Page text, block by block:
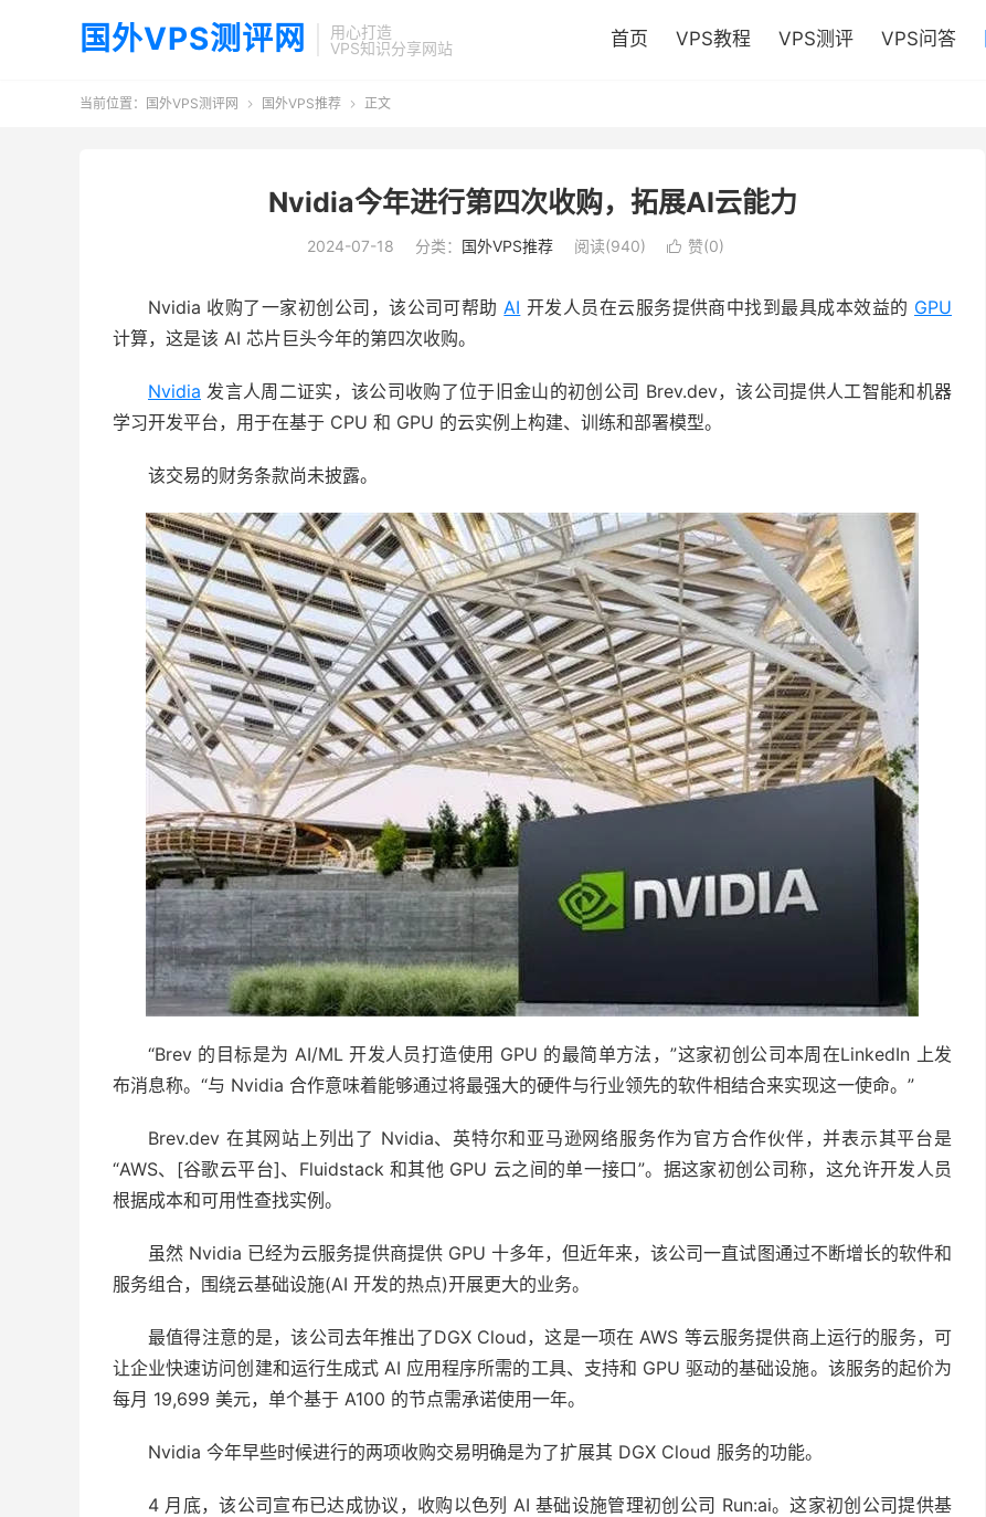
国外VPS测评网
用心打造
VPS知识分享网站
首页 VPS教程 VPS测评 VPS问答
当前位置： 国外VPS测评网  国外VPS推荐  正文
Nvidia今年进行第四次收购，拓展AI云能力
2024-07-18 分类： 国外VPS推荐 阅读(940)  赞(0)
Nvidia 收购了一家初创公司，该公司可帮助AI 开发人员在云服务提供商中找到最具成本效益的 GPU
计算，这是该 AI 芯片巨头今年的第四次收购。
Nvidia 发言人周二证实，该公司收购了位于旧金山的初创公司 Brev.dev，该公司提供人工智能和机器
学习开发平台，用于在基于 CPU 和 GPU 的云实例上构建、训练和部署模型。
该交易的财务条款尚未披露。
“Brev 的目标是为 AI/ML 开发人员打造使用 GPU 的最简单方法，”这家初创公司本周在LinkedIn 上发
布消息称。“与 Nvidia 合作意味着能够通过将最强大的硬件与行业领先的软件相结合来实现这一使命。”
Brev.dev 在其网站上列出了 Nvidia、英特尔和亚马逊网络服务作为官方合作伙伴，并表示其平台是
“AWS、[谷歌云平台]、Fluidstack 和其他 GPU 云之间的单一接口”。据这家初创公司称，这允许开发人员
根据成本和可用性查找实例。
虽然 Nvidia 已经为云服务提供商提供 GPU 十多年，但近年来，该公司一直试图通过不断增长的软件和
服务组合，围绕云基础设施(AI 开发的热点)开展更大的业务。
最值得注意的是，该公司去年推出了DGX Cloud，这是一项在 AWS 等云服务提供商上运行的服务，可
让企业快速访问创建和运行生成式 AI 应用程序所需的工具、支持和 GPU 驱动的基础设施。该服务的起价为
每月 19,699 美元，单个基于 A100 的节点需承诺使用一年。
Nvidia 今年早些时候进行的两项收购交易明确是为了扩展其 DGX Cloud 服务的功能。
4 月底，该公司宣布已达成协议，收购以色列 AI 基础设施管理初创公司 Run:ai。这家初创公司提供基